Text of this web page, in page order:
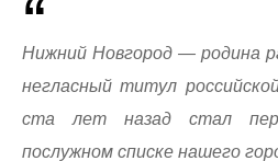
Нижний Новгород — родина
негласный титул
ста лет назад стал
послужном списке нашего